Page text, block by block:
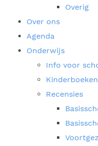
Overig
Over ons
Agenda
Onderwijs
Info voor
Recensies